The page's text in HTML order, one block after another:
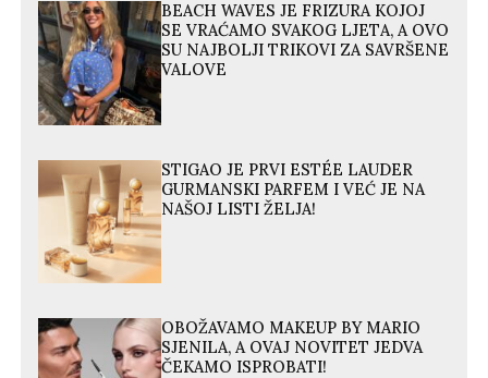
BEACH WAVES JE FRIZURA KOJOJ
SE VRAĆAMO SVAKOG LJETA, A OVO
SU NAJBOLJI TRIKOVI ZA SAVRŠENE
VALOVE
STIGAO JE PRVI ESTÉE LAUDER
GURMANSKI PARFEM I VEĆ JE NA
NAŠOJ LISTI ŽELJA!
OBOŽAVAMO MAKEUP BY MARIO
SJENILA, A OVAJ NOVITET JEDVA
ČEKAMO ISPROBATI!